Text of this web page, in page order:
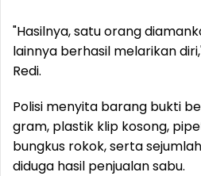
"Hasilnya, satu orang
lainnya berhasil melarikan
Redi.
Polisi menyita barang bukti
gram, plastik klip kosong,
bungkus rokok, serta
diduga hasil penjualan sabu.